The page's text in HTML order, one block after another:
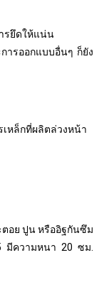
รยึดให้แน่น
ารออกแบบอื่นๆ ก็ยัง
หล็กที่ผลิตล่วงหน้า
อย ปูน หรืออิฐกันซึม
มีความหนา 20 ซม.